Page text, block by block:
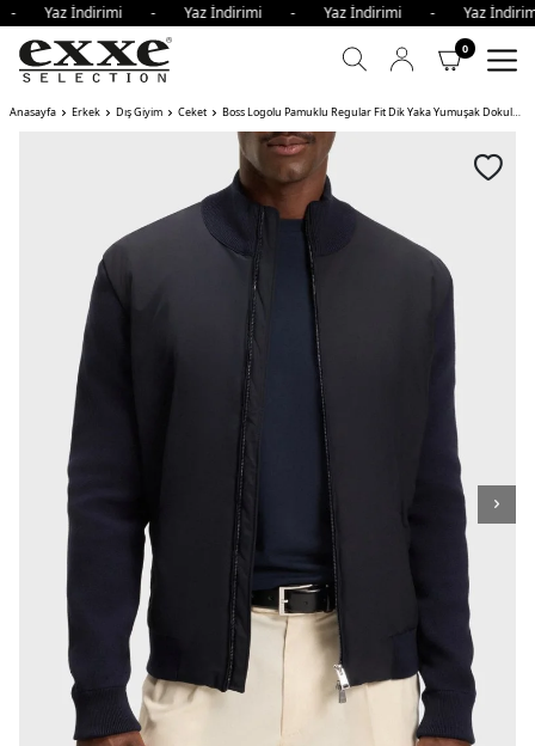
Yaz İndirimi - Yaz İndirimi - Yaz İndirimi - Yaz
0
Anasayfa Erkek Dış Giyim Ceket Boss Logolu Pamuklu Regular Fit Dik Yaka Yumuşak Dokulu Erkek Ceket